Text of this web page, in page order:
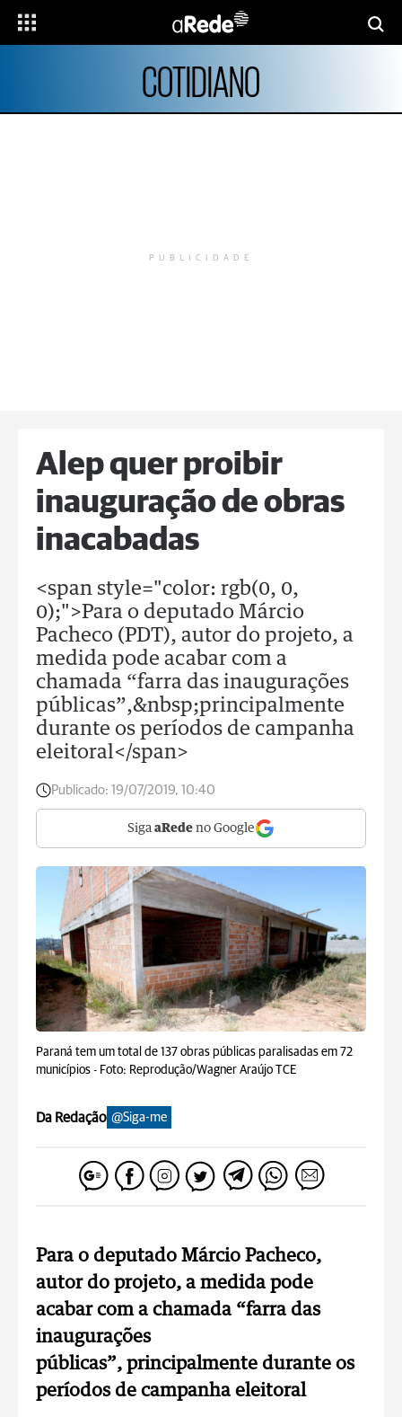
COTIDIANO
PUBLICIDADE
Alep quer proibir
inauguração de obras
inacabadas
<span style="color: rgb(0, 0,
0);">Para o deputado Márcio
Pacheco (PDT), autor do projeto, a
medida pode acabar com a
chamada “farra das inaugurações
públicas”,&nbsp;principalmente
durante os períodos de campanha
eleitoral</span>
Publicado: 19/07/2019, 10:40
Siga aRede no Google
Paraná tem um total de 137 obras públicas paralisadas em 72
municípios - Foto: Reprodução/Wagner Araújo TCE
Da Redação @Siga-me
Para o deputado Márcio Pacheco,
autor do projeto, a medida pode
acabar com a chamada “farra das
inaugurações
públicas”, principalmente durante os
períodos de campanha eleitoral